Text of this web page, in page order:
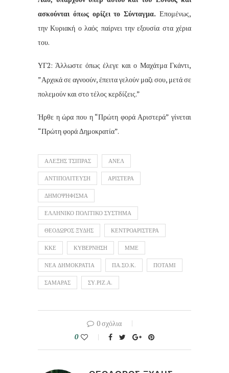
ασκούνται όπως ορίζει το Σύνταγμα. Επομένως,
την Κυριακή ο λαός παίρνει την εξουσία στα χέρια
του.
ΥΓ2: Άλλωστε όπως έλεγε και ο Μαχάτμα Γκάντι,
”Αρχικά σε αγνοούν, έπειτα γελούν μαζι σου, μετά σε
πολεμούν και στο τέλος κερδίζεις.”
Ήρθε η ώρα που η “Πρώτη φορά Αριστερά” γίνεται
“Πρώτη φορά Δημοκρατία”.
ΑΛΕΞΗΣ ΤΣΙΠΡΑΣ ΑΝΕΛ
ΑΝΤΙΠΟΛΙΤΕΥΣΗ ΑΡΙΣΤΕΡΑ
ΔΗΜΟΨΗΦΙΣΜΑ
ΕΛΛΗΝΙΚΟ ΠΟΛΙΤΙΚΟ ΣΥΣΤΗΜΑ
ΘΕΟΔΩΡΟΣ ΞΥΔΗΣ ΚΕΝΤΡΟΑΡΙΣΤΕΡΑ
ΚΚΕ ΚΥΒΕΡΝΗΣΗ ΜΜΕ
ΝΕΑ ΔΗΜΟΚΡΑΤΙΑ ΠΑ.ΣΟ.Κ. ΠΟΤΑΜΙ
ΣΑΜΑΡΑΣ ΣΥ.ΡΙΖ.Α.
0 σχόλια
0